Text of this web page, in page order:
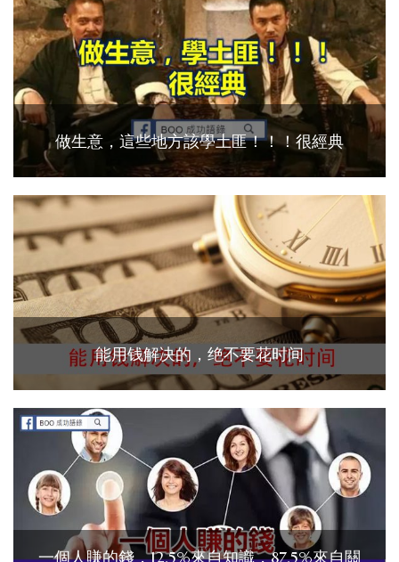
做生意，這些地方該學土匪！！！很經典
能用钱解决的，绝不要花时间
一個人賺的錢，12.5%來自知識，87.5%來自關